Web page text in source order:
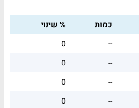
כמות
% שינוי
--
0
--
0
--
0
--
0